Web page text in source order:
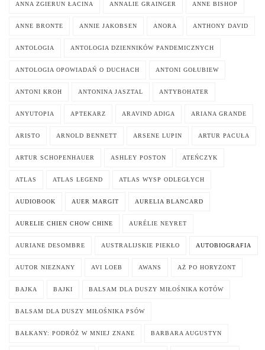
ANNA ZGIERUN ŁACINA ANNALIE GRAINGER ANNE BISHOP
ANNE BRONTE ANNIE JAKOBSEN ANORA ANTHONY DAVID
ANTOLOGIA ANTOLOGIA DZIENNIKÓW PANDEMICZNYCH
ANTOLOGIA OPOWIADAŃ O DUCHACH ANTONI GOŁUBIEW
ANTONI KROH ANTONINA JASZTAL ANTYBOHATER
ANYUTOPIA APTEKARZ ARAVIND ADIGA ARIANA GRANDE
ARISTO ARNOLD BENNETT ARSENE LUPIN ARTUR PACUŁA
ARTUR SCHOPENHAUER ASHLEY POSTON ATEŃCZYK
ATLAS ATLAS LEGEND ATLAS WYSP ODLEGŁYCH
AUDIOBOOK AUER MARGIT AURELIA BLANCARD
AURELIE CHIEN CHOW CHINE AURÉLIE NEYRET
AURIANE DESOMBRE AUSTRALIJSKIE PIEKŁO AUTOBIOGRAFIA
AUTOR NIEZNANY AVI LOEB AWANS AŻ PO HORYZONT
BAJKA BAJKI BALSAM DLA DUSZY MIŁOŚNIKA KOTÓW
BALSAM DLA DUSZY MIŁOŚNIKA PSÓW
BAŁKANY: PODRÓŻ W MNIEJ ZNANE BARBARA AUGUSTYN